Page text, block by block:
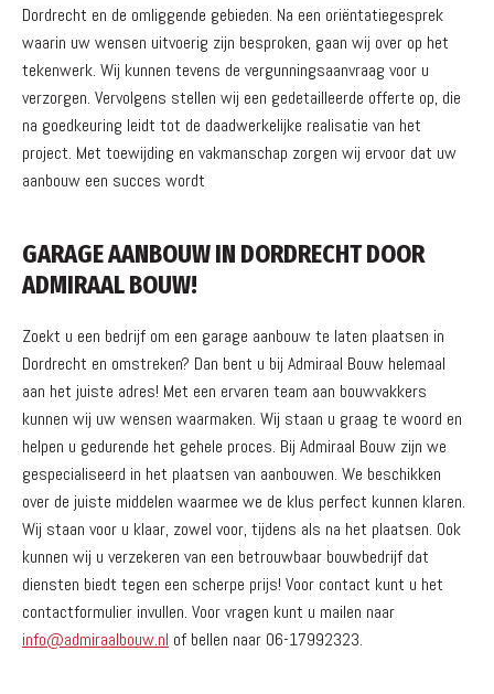
Dordrecht en de omliggende gebieden. Na een oriëntatiegesprek
waarin uw wensen uitvoerig zijn besproken, gaan wij over op het
tekenwerk. Wij kunnen tevens de vergunningsaanvraag voor u
verzorgen. Vervolgens stellen wij een gedetailleerde offerte op, die
na goedkeuring leidt tot de daadwerkelijke realisatie van het
project. Met toewijding en vakmanschap zorgen wij ervoor dat uw
aanbouw een succes wordt
GARAGE AANBOUW IN DORDRECHT DOOR
ADMIRAAL BOUW!
Zoekt u een bedrijf om een garage aanbouw te laten plaatsen in
Dordrecht en omstreken? Dan bent u bij Admiraal Bouw helemaal
aan het juiste adres! Met een ervaren team aan bouwvakkers
kunnen wij uw wensen waarmaken. Wij staan u graag te woord en
helpen u gedurende het gehele proces. Bij Admiraal Bouw zijn we
gespecialiseerd in het plaatsen van aanbouwen. We beschikken
over de juiste middelen waarmee we de klus perfect kunnen klaren.
Wij staan voor u klaar, zowel voor, tijdens als na het plaatsen. Ook
kunnen wij u verzekeren van een betrouwbaar bouwbedrijf dat
diensten biedt tegen een scherpe prijs! Voor contact kunt u het
contactformulier invullen. Voor vragen kunt u mailen naar
info@admiraalbouw.nl of bellen naar 06-17992323.